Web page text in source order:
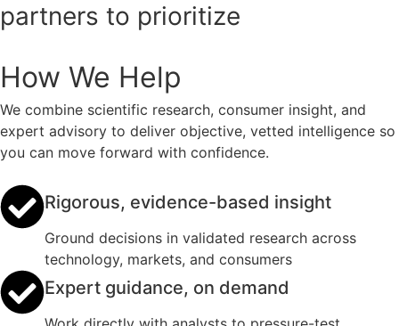
partners to prioritize
How We Help
We combine scientific research, consumer insight, and
expert advisory to deliver objective, vetted intelligence so
you can move forward with confidence.
Rigorous, evidence-based insight
Ground decisions in validated research across
technology, markets, and consumers
Expert guidance, on demand